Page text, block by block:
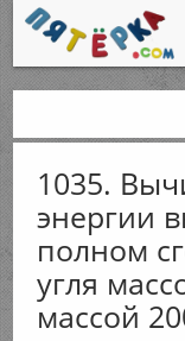
1035.
энергии
полном
угля
массой